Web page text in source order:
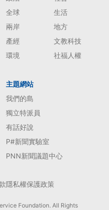
全球
生活
兩岸
地方
產經
文教科技
環境
社福人權
主題網站
我們的島
獨立特派員
有話好說
P#新聞實驗室
PNN新聞議題中心
隱私權保護政策
Foundation. All Rights